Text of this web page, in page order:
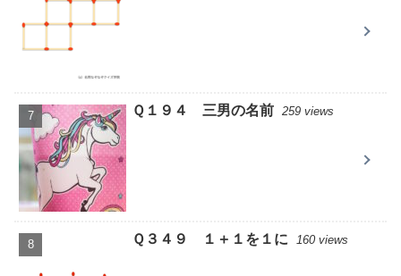
Ｑ１９４ 三男の名前 259 views
Ｑ３４９ １＋１を１に 160 views